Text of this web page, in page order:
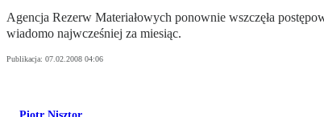
Agencja Rezerw Materiałowych ponownie wszczęła
wiadomo najwcześniej za miesiąc.
Publikacja: 07.02.2008 04:06